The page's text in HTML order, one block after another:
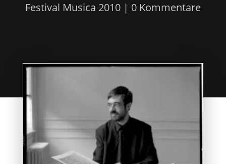
Festival Musica 2010| 0 Kommentare